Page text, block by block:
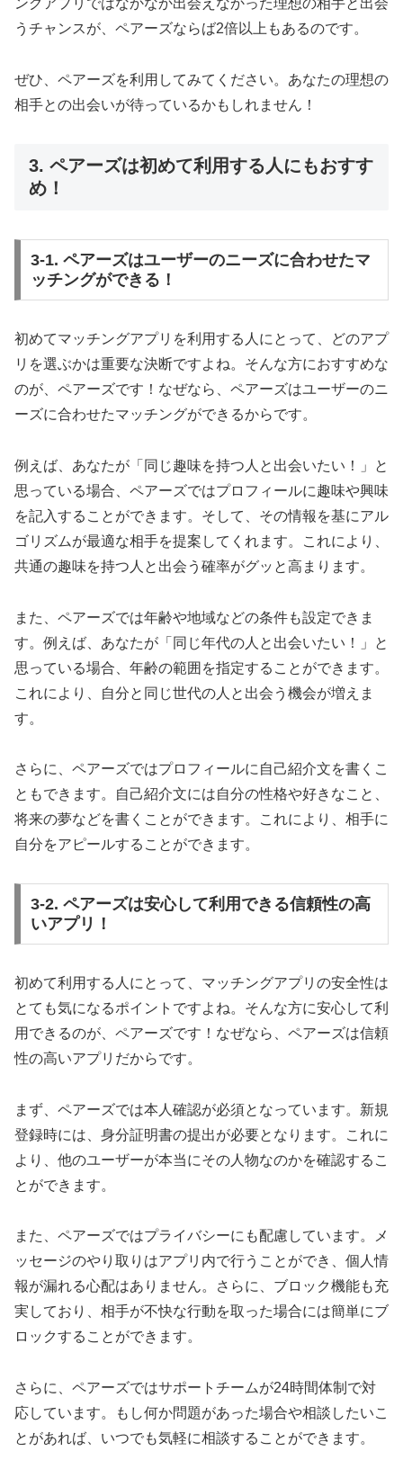
ングアプリではなかなか出会えなかった理想の相手と出会
うチャンスが、ペアーズならば2倍以上もあるのです。
ぜひ、ペアーズを利用してみてください。あなたの理想の
相手との出会いが待っているかもしれません！
3. ペアーズは初めて利用する人にもおすす
め！
3-1. ペアーズはユーザーのニーズに合わせたマ
ッチングができる！
初めてマッチングアプリを利用する人にとって、どのアプ
リを選ぶかは重要な決断ですよね。そんな方におすすめな
のが、ペアーズです！なぜなら、ペアーズはユーザーのニ
ーズに合わせたマッチングができるからです。
例えば、あなたが「同じ趣味を持つ人と出会いたい！」と
思っている場合、ペアーズではプロフィールに趣味や興味
を記入することができます。そして、その情報を基にアル
ゴリズムが最適な相手を提案してくれます。これにより、
共通の趣味を持つ人と出会う確率がグッと高まります。
また、ペアーズでは年齢や地域などの条件も設定できま
す。例えば、あなたが「同じ年代の人と出会いたい！」と
思っている場合、年齢の範囲を指定することができます。
これにより、自分と同じ世代の人と出会う機会が増えま
す。
さらに、ペアーズではプロフィールに自己紹介文を書くこ
ともできます。自己紹介文には自分の性格や好きなこと、
将来の夢などを書くことができます。これにより、相手に
自分をアピールすることができます。
3-2. ペアーズは安心して利用できる信頼性の高
いアプリ！
初めて利用する人にとって、マッチングアプリの安全性は
とても気になるポイントですよね。そんな方に安心して利
用できるのが、ペアーズです！なぜなら、ペアーズは信頼
性の高いアプリだからです。
まず、ペアーズでは本人確認が必須となっています。新規
登録時には、身分証明書の提出が必要となります。これに
より、他のユーザーが本当にその人物なのかを確認するこ
とができます。
また、ペアーズではプライバシーにも配慮しています。メ
ッセージのやり取りはアプリ内で行うことができ、個人情
報が漏れる心配はありません。さらに、ブロック機能も充
実しており、相手が不快な行動を取った場合には簡単にブ
ロックすることができます。
さらに、ペアーズではサポートチームが24時間体制で対
応しています。もし何か問題があった場合や相談したいこ
とがあれば、いつでも気軽に相談することができます。